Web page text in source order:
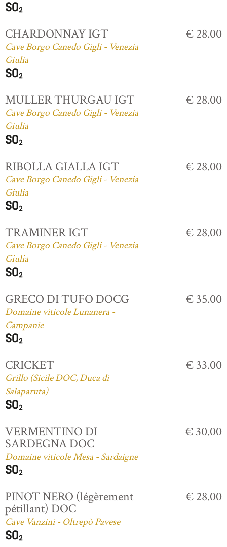
CHARDONNAY IGT
Cave Borgo Canedo Gigli - Venezia
Giulia
€ 28.00
MULLER THURGAU IGT
Cave Borgo Canedo Gigli - Venezia
Giulia
€ 28.00
RIBOLLA GIALLA IGT
Cave Borgo Canedo Gigli - Venezia
Giulia
€ 28.00
TRAMINER IGT
Cave Borgo Canedo Gigli - Venezia
Giulia
€ 28.00
GRECO DI TUFO DOCG
Domaine viticole Lunanera -
Campanie
€ 35.00
CRICKET
Grillo (Sicile DOC, Duca di
Salaparuta)
€ 33.00
VERMENTINO DI
SARDEGNA DOC
Domaine viticole Mesa - Sardaigne
€ 30.00
PINOT NERO (légèrement
pétillant) DOC
Cave Vanzini - Oltrepò Pavese
€ 28.00